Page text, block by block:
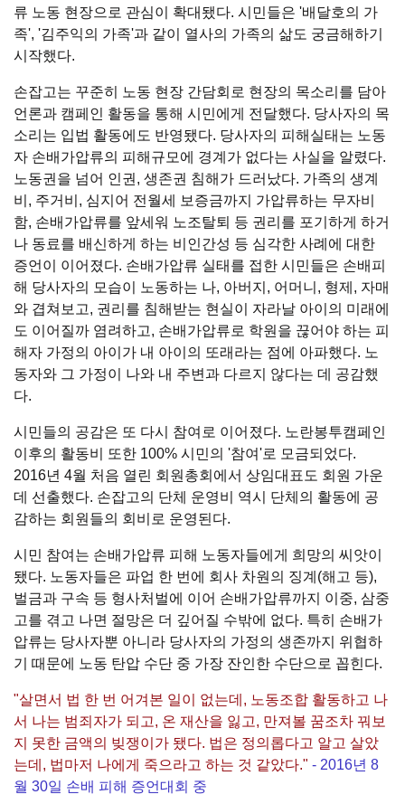
류 노동 현장으로 관심이 확대됐다. 시민들은 '배달호의 가
족', '김주익의 가족'과 같이 열사의 가족의 삶도 궁금해하기
시작했다.
손잡고는 꾸준히 노동 현장 간담회로 현장의 목소리를 담아
언론과 캠페인 활동을 통해 시민에게 전달했다. 당사자의 목
소리는 입법 활동에도 반영됐다. 당사자의 피해실태는 노동
자 손배가압류의 피해규모에 경계가 없다는 사실을 알렸다.
노동권을 넘어 인권, 생존권 침해가 드러났다. 가족의 생계
비, 주거비, 심지어 전월세 보증금까지 가압류하는 무자비
함, 손배가압류를 앞세워 노조탈퇴 등 권리를 포기하게 하거
나 동료를 배신하게 하는 비인간성 등 심각한 사례에 대한
증언이 이어졌다. 손배가압류 실태를 접한 시민들은 손배피
해 당사자의 모습이 노동하는 나, 아버지, 어머니, 형제, 자매
와 겹쳐보고, 권리를 침해받는 현실이 자라날 아이의 미래에
도 이어질까 염려하고, 손배가압류로 학원을 끊어야 하는 피
해자 가정의 아이가 내 아이의 또래라는 점에 아파했다. 노
동자와 그 가정이 나와 내 주변과 다르지 않다는 데 공감했
다.
시민들의 공감은 또 다시 참여로 이어졌다. 노란봉투캠페인
이후의 활동비 또한 100% 시민의 '참여'로 모금되었다.
2016년 4월 처음 열린 회원총회에서 상임대표도 회원 가운
데 선출했다. 손잡고의 단체 운영비 역시 단체의 활동에 공
감하는 회원들의 회비로 운영된다.
시민 참여는 손배가압류 피해 노동자들에게 희망의 씨앗이
됐다. 노동자들은 파업 한 번에 회사 차원의 징계(해고 등),
벌금과 구속 등 형사처벌에 이어 손배가압류까지 이중, 삼중
고를 겪고 나면 절망은 더 깊어질 수밖에 없다. 특히 손배가
압류는 당사자뿐 아니라 당사자의 가정의 생존까지 위협하
기 때문에 노동 탄압 수단 중 가장 잔인한 수단으로 꼽힌다.
"살면서 법 한 번 어겨본 일이 없는데, 노동조합 활동하고 나
서 나는 범죄자가 되고, 온 재산을 잃고, 만져볼 꿈조차 꿔보
지 못한 금액의 빚쟁이가 됐다. 법은 정의롭다고 알고 살았
는데, 법마저 나에게 죽으라고 하는 것 같았다." - 2016년 8
월 30일 손배 피해 증언대회 중